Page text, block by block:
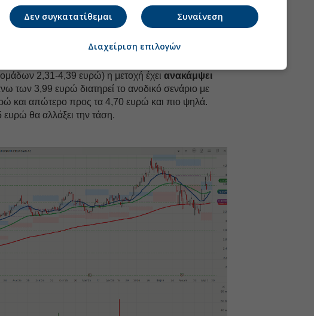
Ακολουθήστε τη σελίδα τουEuro2day.grστοLinkedin
pivot point(4,025 ευρώ), με στήριξη στα 3,987-3,959
αντίσταση στα 4,053-4,091 ευρώ. Ο ταλαντωτής
και MACD σε θετικό επίπεδο.
2,31-4,39 ευρώ) η μετοχή έχειανακάμψει
των 3,99 ευρώ διατηρεί το ανοδικό σενάριο με
και απώτερο προς τα 4,70 ευρώ και πιο ψηλά.
θα αλλάξει την τάση.
Συναίνεση
Δεν συγκατατίθεμαι
Διαχείριση επιλογών